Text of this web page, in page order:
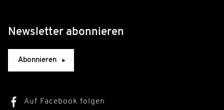
Newsletter abonnieren
Abonnieren
Auf Facebook folgen